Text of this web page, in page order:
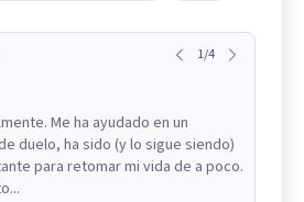
1/4
Me ha ayudado en un
duelo, ha sido (y lo sigue siendo)
para retomar mi vida de a poco.